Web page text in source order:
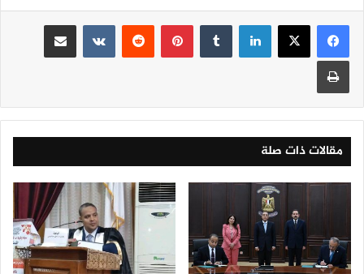
لينكدإن بينتيريست
مقالات ذات صلة